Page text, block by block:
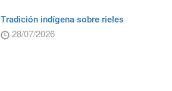
Tradición indígena sobre rieles
28/07/2026